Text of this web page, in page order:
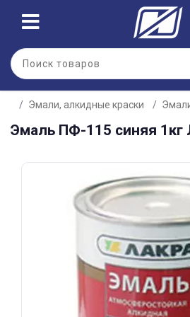
Эмали, алкидные краски
Эмаль ПФ-115 синяя 1кг
Для клиентов всех банков
Разбейте
оплатуна части
без переплат
График платежей